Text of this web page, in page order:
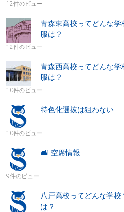
12件のビュー
青森東高校ってどんな学
服は？
12件のビュー
青森西高校ってどんな学
服は？
10件のビュー
特色化選抜は狙わない
10件のビュー
🛋 空席情報
9件のビュー
八戸高校ってどんな学
は？